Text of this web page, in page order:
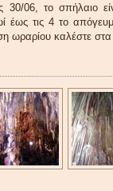
06, το σπήλαιο
τις 4 το
ωραρίου καλέστε